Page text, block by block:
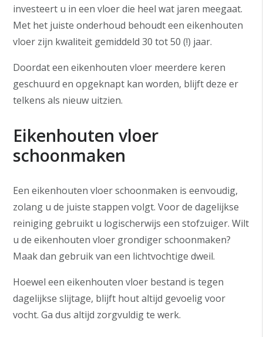
investeert u in een vloer die heel wat jaren meegaat.
Met het juiste onderhoud behoudt een eikenhouten
vloer zijn kwaliteit gemiddeld 30 tot 50 (!) jaar.
Doordat een eikenhouten vloer meerdere keren
geschuurd en opgeknapt kan worden, blijft deze er
telkens als nieuw uitzien.
Eikenhouten vloer
schoonmaken
Een eikenhouten vloer schoonmaken is eenvoudig,
zolang u de juiste stappen volgt. Voor de dagelijkse
reiniging gebruikt u logischerwijs een stofzuiger. Wilt
u de eikenhouten vloer grondiger schoonmaken?
Maak dan gebruik van een lichtvochtige dweil.
Hoewel een eikenhouten vloer bestand is tegen
dagelijkse slijtage, blijft hout altijd gevoelig voor
vocht. Ga dus altijd zorgvuldig te werk.